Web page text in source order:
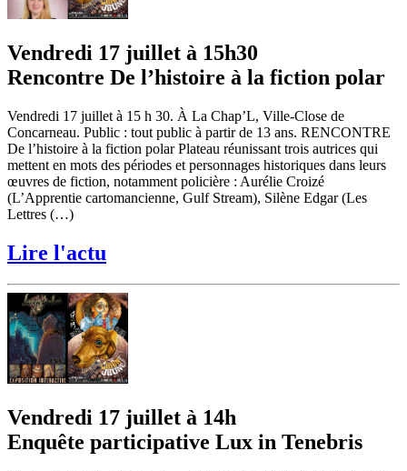
Vendredi 17 juillet à 15h30
Rencontre De l’histoire à la fiction polar
Vendredi 17 juillet à 15 h 30. À La Chap’L, Ville-Close de
Concarneau. Public : tout public à partir de 13 ans. RENCONTRE
De l’histoire à la fiction polar Plateau réunissant trois autrices qui
mettent en mots des périodes et personnages historiques dans leurs
œuvres de fiction, notamment policière : Aurélie Croizé
(L’Apprentie cartomancienne, Gulf Stream), Silène Edgar (Les
Lettres (…)
Lire l'actu
Vendredi 17 juillet à 14h
Enquête participative Lux in Tenebris